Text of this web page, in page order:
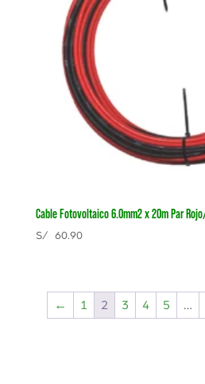
Cable Fotovoltaico 6.0mm2 x 20m Par
S/60.90
← 1 2 3 4 5 …